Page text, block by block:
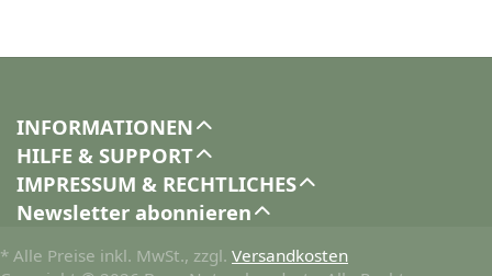
INFORMATIONEN
HILFE & SUPPORT
IMPRESSUM & RECHTLICHES
Newsletter abonnieren
* Alle Preise inkl. MwSt., zzgl. Versandkosten